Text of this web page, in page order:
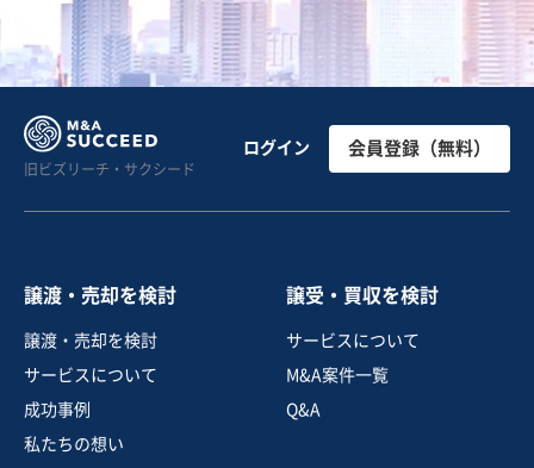
旧ビズリーチ・サクシード
ログイン 会員登録（無料）
譲渡・売却を検討
譲渡・売却を検討
サービスについて
成功事例
私たちの想い
譲受・買収を検討
サービスについて
M&A案件一覧
Q&A